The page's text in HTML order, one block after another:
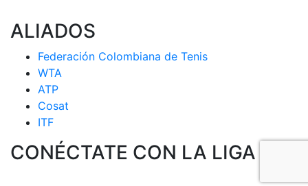
ALIADOS
Federación Colombiana de Tenis
WTA
ATP
Cosat
ITF
CONÉCTATE CON LA LIGA